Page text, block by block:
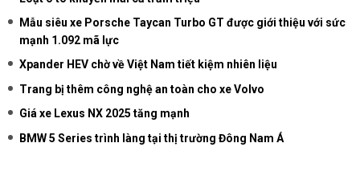
Mẫu siêu xe Porsche Taycan Turbo GT được giới thiệu với sức
mạnh 1.092 mã lực
Xpander HEV chờ về Việt Nam tiết kiệm nhiên liệu
Trang bị thêm công nghệ an toàn cho xe Volvo
Giá xe Lexus NX 2025 tăng mạnh
BMW 5 Series trình làng tại thị trường Đông Nam Á